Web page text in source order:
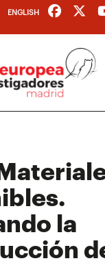
ENGLISH
la